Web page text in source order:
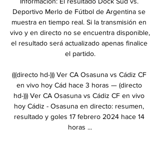
Deportivo Merlo de Fútbol de Argentina se
muestra en tiempo real. Si la transmisión en
vivo y en directo no se encuentra disponible,
el resultado será actualizado apenas finalice
el partido.
(((directo hd-))) Ver CA Osasuna vs Cádiz CF
en vivo hoy Cád hace 3 horas — (directo
hd-))) Ver CA Osasuna vs Cádiz CF en vivo
hoy Cádiz - Osasuna en directo: resumen,
resultado y goles 17 febrero 2024 hace 14
horas ...